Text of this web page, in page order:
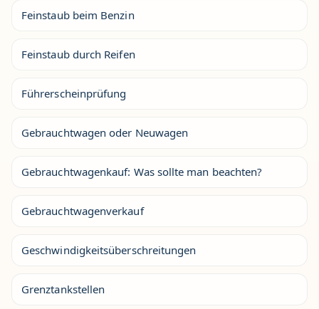
Feinstaub beim Benzin
Feinstaub durch Reifen
Führerscheinprüfung
Gebrauchtwagen oder Neuwagen
Gebrauchtwagenkauf: Was sollte man beachten?
Gebrauchtwagenverkauf
Geschwindigkeitsüberschreitungen
Grenztankstellen